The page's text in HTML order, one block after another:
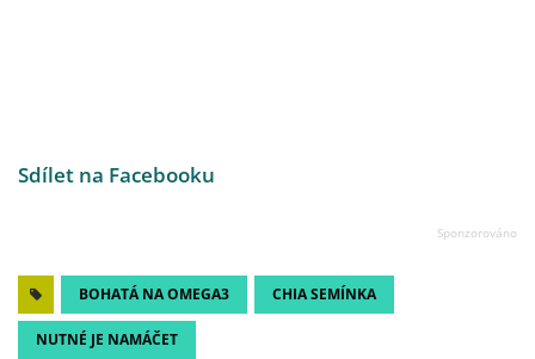
Sdílet na Facebooku
BOHATÁ NA OMEGA3 CHIA SEMÍNKA
NUTNÉ JE NAMÁČET